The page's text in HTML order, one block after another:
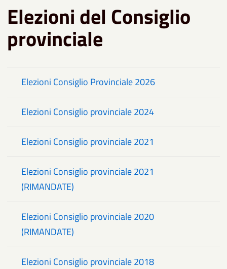
Elezioni del Consiglio
provinciale
Elezioni Consiglio Provinciale 2026
Elezioni Consiglio provinciale 2024
Elezioni Consiglio provinciale 2021
Elezioni Consiglio provinciale 2021
(RIMANDATE)
Elezioni Consiglio provinciale 2020
(RIMANDATE)
Elezioni Consiglio provinciale 2018